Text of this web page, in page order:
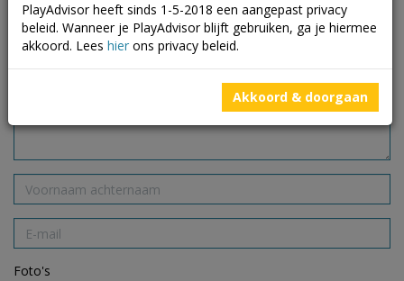
Foto's
PlayAdvisor heeft sinds 1-5-2018 een aangepast privacy
beleid. Wanneer je PlayAdvisor blijft gebruiken, ga je hiermee
akkoord. Lees hier ons privacy beleid.
Akkoord & doorgaan